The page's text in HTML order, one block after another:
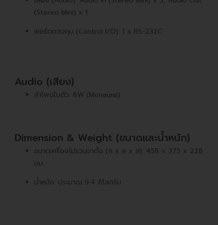
(Stereo Mini) x 1
พอร์ตควบคุม (Control I/O): 1 x RS-232C
Audio (เสียง)
ลำโพงในตัว: 8W (Monaural)
Dimension & Weight (ขนาดและน้ำหนัก)
ขนาดเครื่องไม่รวมขาตั้ง (ก x ล x ส): 458 x 375 x 228
มม.
น้ำหนัก: ประมาณ 9.4 กิโลกรัม